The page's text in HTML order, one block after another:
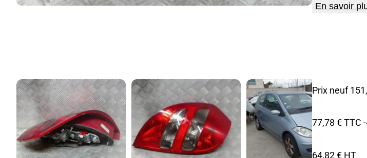
En savoir
Prix neuf
77,78 € TTC
64,82 € HT